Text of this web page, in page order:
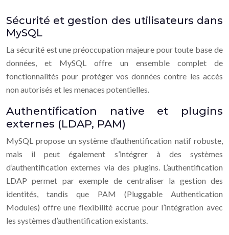
Sécurité et gestion des utilisateurs dans
MySQL
La sécurité est une préoccupation majeure pour toute base de
données, et MySQL offre un ensemble complet de
fonctionnalités pour protéger vos données contre les accès
non autorisés et les menaces potentielles.
Authentification native et plugins
externes (LDAP, PAM)
MySQL propose un système d’authentification natif robuste,
mais il peut également s’intégrer à des systèmes
d’authentification externes via des plugins. L’authentification
LDAP permet par exemple de centraliser la gestion des
identités, tandis que PAM (Pluggable Authentication
Modules) offre une flexibilité accrue pour l’intégration avec
les systèmes d’authentification existants.